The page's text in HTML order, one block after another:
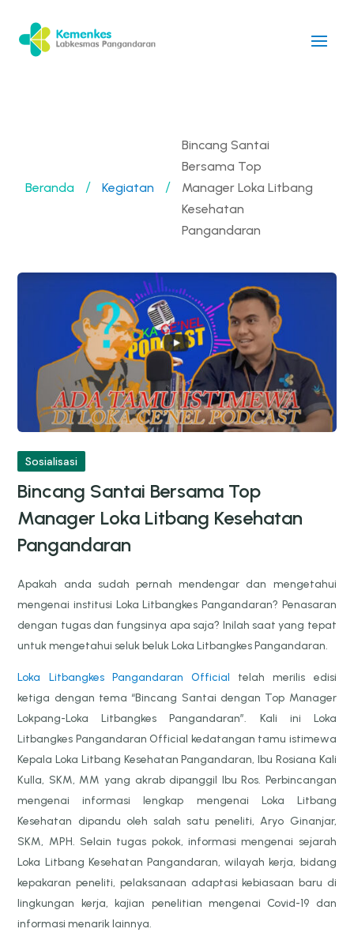
Beranda / Kegiatan /
Bincang Santai
Bersama Top
Manager Loka Litbang
Kesehatan
Pangandaran
Sosialisasi
Bincang Santai Bersama Top
Manager Loka Litbang Kesehatan
Pangandaran
Apakah anda sudah pernah mendengar dan mengetahui
mengenai institusi Loka Litbangkes Pangandaran? Penasaran
dengan tugas dan fungsinya apa saja? Inilah saat yang tepat
untuk mengetahui seluk beluk Loka Litbangkes Pangandaran.
Loka Litbangkes Pangandaran Official telah merilis edisi
ketiga dengan tema “Bincang Santai dengan Top Manager
Lokpang-Loka Litbangkes Pangandaran”. Kali ini Loka
Litbangkes Pangandaran Official kedatangan tamu istimewa
Kepala Loka Litbang Kesehatan Pangandaran, Ibu Rosiana Kali
Kulla, SKM, MM yang akrab dipanggil Ibu Ros. Perbincangan
mengenai informasi lengkap mengenai Loka Litbang
Kesehatan dipandu oleh salah satu peneliti, Aryo Ginanjar,
SKM, MPH. Selain tugas pokok, informasi mengenai sejarah
Loka Litbang Kesehatan Pangandaran, wilayah kerja, bidang
kepakaran peneliti, pelaksanaan adaptasi kebiasaan baru di
lingkungan kerja, kajian penelitian mengenai Covid-19 dan
informasi menarik lainnya.